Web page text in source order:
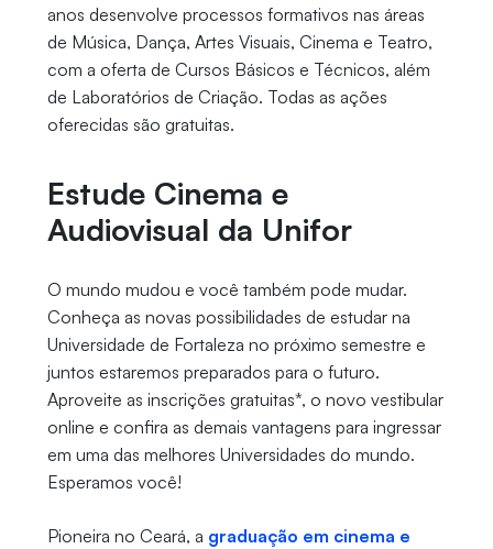
anos desenvolve processos formativos nas áreas
de Música, Dança, Artes Visuais, Cinema e Teatro,
com a oferta de Cursos Básicos e Técnicos, além
de Laboratórios de Criação. Todas as ações
oferecidas são gratuitas.
Estude Cinema e
Audiovisual da Unifor
O mundo mudou e você também pode mudar.
Conheça as novas possibilidades de estudar na
Universidade de Fortaleza no próximo semestre e
juntos estaremos preparados para o futuro.
Aproveite as inscrições gratuitas*, o novo vestibular
online e confira as demais vantagens para ingressar
em uma das melhores Universidades do mundo.
Esperamos você!
Pioneira no Ceará, a graduação em cinema e